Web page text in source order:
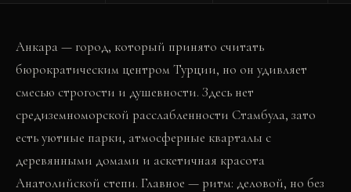
Анкара — город, который принято считать
бюрократическим центром Турции, но он удивляет
смесью строгости и душевности. Здесь нет
средиземноморской расслабленности Стамбула, зато
есть уютные парки, атмосферные кварталы с
деревянными домами и аскетичная красота
Анатолийской степи. Главное — ритм: деловой, но без